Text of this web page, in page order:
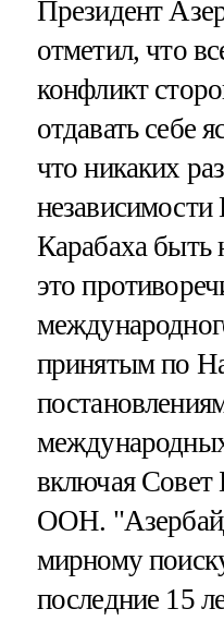
Президент
отметил, что
конфликт
отдавать себе
что никаких
независимости
Карабаха быть
это
принятым по
включая Совет
ООН.
мирному
последние 15